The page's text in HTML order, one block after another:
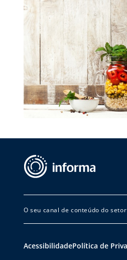
O seu canal de conteúdo do
AcessibilidadePolítica de